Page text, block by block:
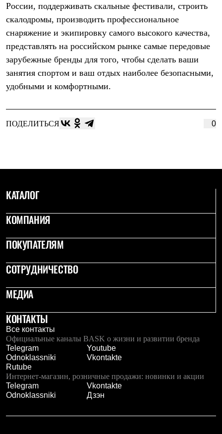
Аксессуары для спальников
Баулы
Кошельки
Сумки
Гермомешки
Полезные аксессуары
Книги
Коврики
Женская обувь
Ботинки
Бахилы
Тапочки
Чуни
Аксессуары
Головные уборы
Балаклавы и маски
Повязки
Шарфы
Перчатки и рукавицы
Перчатки
Рукавицы
Носки
Полезные аксессуары
Брелки
Ремни
Шевроны
Опушки
России, поддерживать скальные фестивали, строить
скалодромы, производить профессиональное
снаряжение и экипировку самого высокого качества,
представлять на российском рынке самые передовые
зарубежные бренды для того, чтобы сделать ваши
занятия спортом и ваш отдых наиболее безопасными,
удобными и комфортными.
ПОДЕЛИТЬСЯ 0
КАТАЛОГ
КОМПАНИЯ
ПОКУПАТЕЛЯМ
СОТРУДНИЧЕСТВО
МЕДИА
КОНТАКТЫ
Все контакты
Официальные каналы BASK о жизни и развитии бренда
Telegram
Youtube
Odnoklassniki
Vkontakte
Rutube
Интернет-магазин, розничные продажи: новинки и акции
Telegram
Vkontakte
Odnoklassniki
Дзэн